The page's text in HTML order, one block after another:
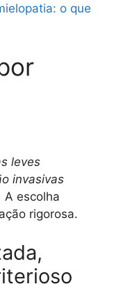
o que
leves
invasivas
A escolha
rigorosa.